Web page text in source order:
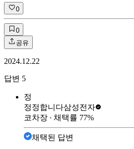
0
0
공유
2024.12.22
답변 5
정
정정합니다삼성전자
코차장 ∙ 채택률 77%
채택된 답변